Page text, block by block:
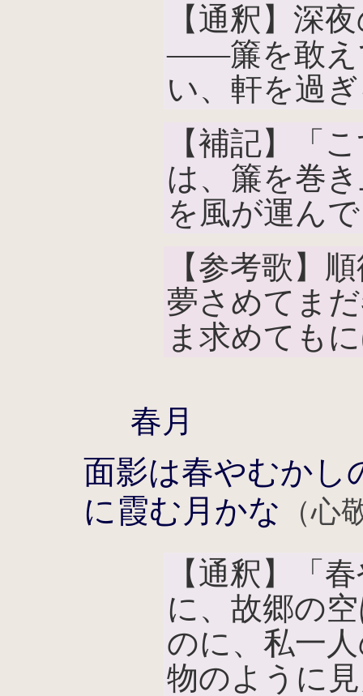
【通釈】深
――簾を敢え
い、軒を過
【補記】「
は、簾を巻
を風が運ん
【参考歌】
夢さめてま
ま求めても
春月
面影は春やむかし
に霞む月かな （心
【通釈】「
に、故郷の
のに、私一
物のように